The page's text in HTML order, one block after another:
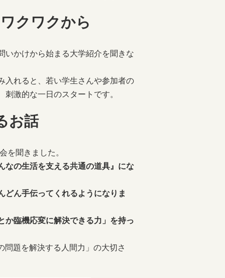
クワクから
いかけから始まる大学紹介を聞きな
入れると、若い学生さんや参加者の
激的な一日のスタートです。
お話
を聞きました。
なの生活を支える共通の道具』にな
どん手伝ってくれるようになりま
か臨機応変に解決できる力」を持っ
題を解決する人間力」の大切さ